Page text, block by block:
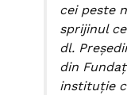
cei peste
sprijinul
dl.
din
instituţie